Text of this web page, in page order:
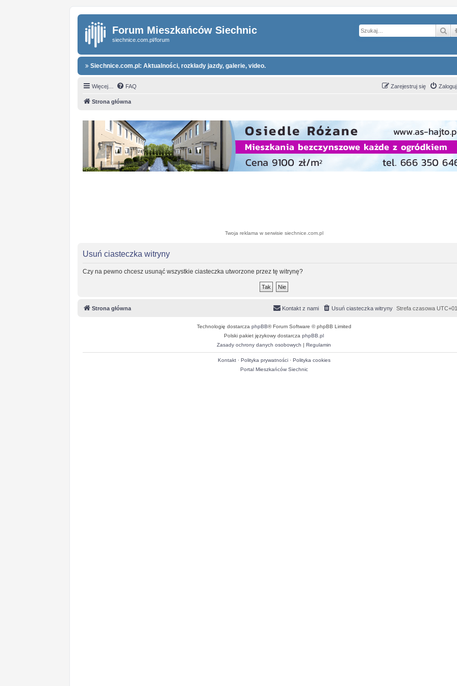
Forum Mieszkańców Siechnic
siechnice.com.pl/forum
Siechnice.com.pl: Aktualności, rozkłady jazdy, galerie, video.
Więcej… FAQ Zarejestruj się
Strona główna
Twoja reklama w serwisie siechnice.com.pl
Usuń ciasteczka witryny
Czy na pewno chcesz usunąć wszystkie ciasteczka utworzone przez tę witrynę?
Strona główna Strefa czasowa
Usuń ciasteczka witryny
Kontakt z nami
Technologię dostarcza phpBB® Forum Software © phpBB Limited
Polski pakiet językowy dostarcza phpBB.pl
Zasady ochrony danych osobowych | Regulamin
Kontakt· Polityka prywatności· Polityka cookies
Portal Mieszkańców Siechnic